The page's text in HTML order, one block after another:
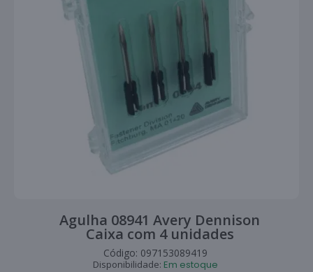
Agulha 08941 Avery Dennison
Caixa com 4 unidades
Código: 097153089419
Disponibilidade: Em estoque